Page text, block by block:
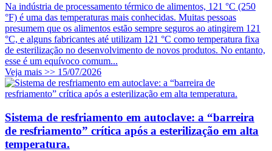
Na indústria de processamento térmico de alimentos, 121 °C (250
°F) é uma das temperaturas mais conhecidas. Muitas pessoas
presumem que os alimentos estão sempre seguros ao atingirem 121
°C, e alguns fabricantes até utilizam 121 °C como temperatura fixa
de esterilização no desenvolvimento de novos produtos. No entanto,
esse é um equívoco comum...
Veja mais >> 15/07/2026
Sistema de resfriamento em autoclave: a “barreira
de resfriamento” crítica após a esterilização em alta
temperatura.